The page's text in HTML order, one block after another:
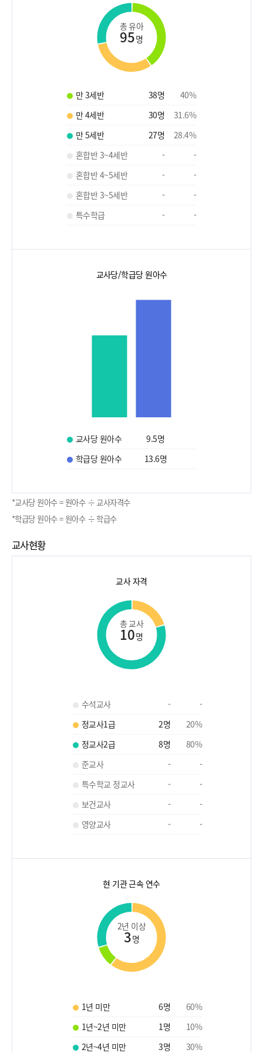
총 유아
95명
만 3세반 38명 40%
만 4세반
30명 31.6%
만 5세반
27명 28.4%
혼합반 3~4세반
-
-
혼합반 4~5세반
-
-
혼합반 3~5세반
-
-
특수학급
- -
교사당/학급당 원아수
교사당 원아수 9.5명
학급당 원아수
13.6명
*교사당 원아수 = 원아수 ÷ 교사자격수
*학급당 원아수 = 원아수 ÷ 학급수
교사현황
교사 자격
총 교사
10명
수석교사 -
-
정교사1급
2명 20%
정교사2급
8명 80%
준교사
-
-
특수학교 정교사
-
-
보건교사
-
-
영양교사
- -
현 기관 근속 연수
2년 이상
3명
1년 미만 6명 60%
1년~2년 미만
1명 10%
2년~4년 미만
3명 30%